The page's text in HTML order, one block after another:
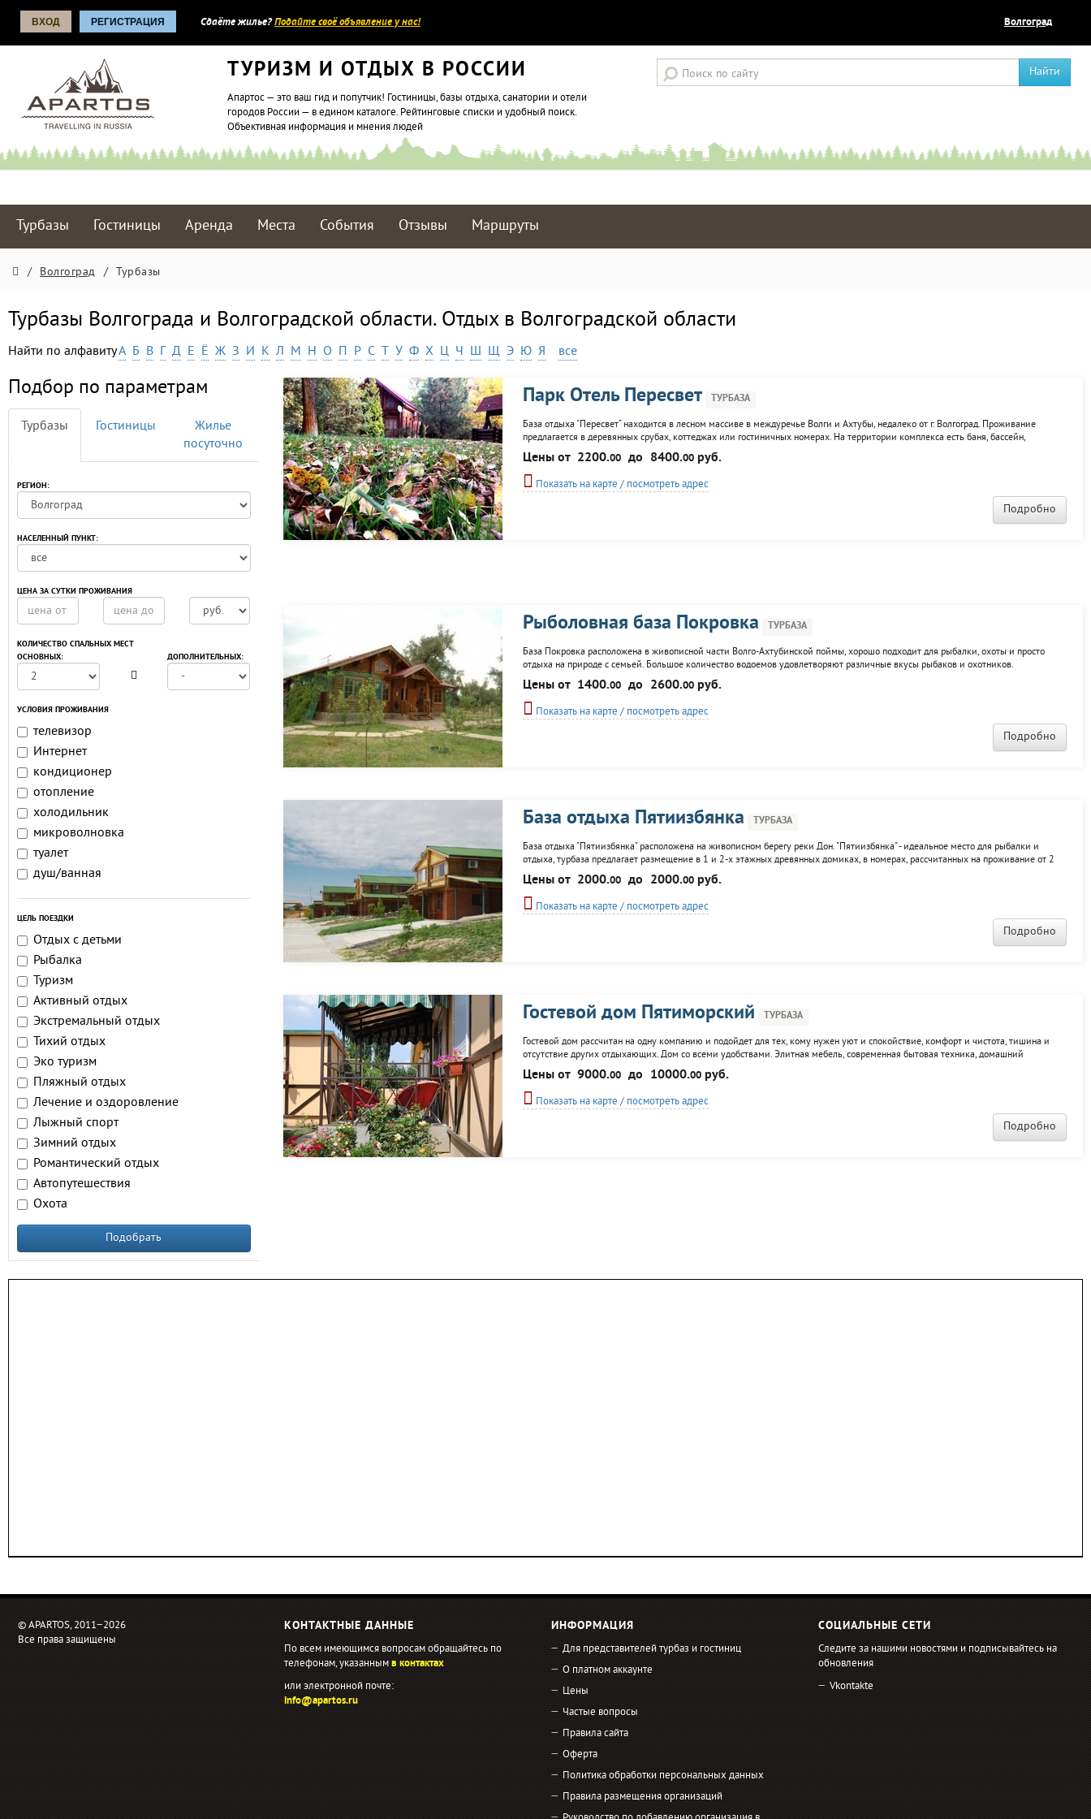
ВХОД РЕГИСТРАЦИЯ Сдаёте жилье?Подайте своё объявление у нас! Волгоград
ТУРИЗМ И ОТДЫХ В РОССИИ
Апартос — это ваш гид и попутчик! Гостиницы, базы отдыха, санатории и отели
городов России — в едином каталоге. Рейтинговые списки и удобный поиск.
Объективная информация и мнения людей
Найти
Турбазы Гостиницы Аренда Места События Отзывы Маршруты
/ Волгоград / Турбазы
Турбазы Волгограда и Волгоградской области. Отдых в Волгоградской области
Найти по алфавитуА Б В Г Д Е Ё Ж З И К Л М Н О П Р С Т У Ф Х Ц Ч Ш Щ Э Ю Я все
Подбор по параметрам
Турбазы Гостиницы
Жилье
посуточно
РЕГИОН:
НАСЕЛЕННЫЙ ПУНКТ:
ЦЕНА ЗА СУТКИ ПРОЖИВАНИЯ
КОЛИЧЕСТВО СПАЛЬНЫХ МЕСТ
ОСНОВНЫХ:
ДОПОЛНИТЕЛЬНЫХ:
УСЛОВИЯ ПРОЖИВАНИЯ
телевизор
Интернет
кондиционер
отопление
холодильник
микроволновка
туалет
душ/ванная
ЦЕЛЬ ПОЕЗДКИ
Отдых с детьми
Рыбалка
Туризм
Активный отдых
Экстремальный отдых
Тихий отдых
Эко туризм
Пляжный отдых
Лечение и оздоровление
Лыжный спорт
Зимний отдых
Романтический отдых
Автопутешествия
Охота
Подобрать
Парк Отель Пересвет ТУРБАЗА
База отдыха "Пересвет" находится в лесном массиве в междуречье Волги и Ахтубы, недалеко от г. Волгоград. Проживание
предлагается в деревянных срубах, коттеджах или гостиничных номерах. На территории комплекса есть баня, бассейн,
развлекательный центр, ресторан, кафе-бар, осуществляестя организация экскурсий, прокат лодок и катеров с собственной
пристани, весь периметр базы отдыха...
Цены от 2200.00 до 8400.00руб.
Показать на карте / посмотреть адрес
Подробно
Рыболовная база Покровка ТУРБАЗА
База Покровка расположена в живописной части Волго-Ахтубинской поймы, хорошо подходит для рыбалки, охоты и просто
отдыха на природе с семьей. Большое количество водоемов удовлетворяют различные вкусы рыбаков и охотников.
Цены от 1400.00 до 2600.00руб.
Показать на карте / посмотреть адрес
Подробно
База отдыха Пятиизбянка ТУРБАЗА
База отдыха "Пятиизбянка" расположена на живописном берегу реки Дон. "Пятиизбянка" - идеальное место для рыбалки и
отдыха, турбаза предлагает размещение в 1 и 2-х этажных древянных домиках, в номерах, рассчитанных на проживание от 2
до 4 человек. Все номера с удобствами, телевидением, кухней для приготовления пищи. На базе есть два банкетных зала для
проведения торжеств...
Цены от 2000.00 до 2000.00руб.
Показать на карте / посмотреть адрес
Подробно
Гостевой дом Пятиморский ТУРБАЗА
Гостевой дом рассчитан на одну компанию и подойдет для тех, кому нужен уют и спокойствие, комфорт и чистота, тишина и
отсутствие других отдыхающих. Дом со всеми удобствами. Элитная мебель, современная бытовая техника, домашний
кинотеатр, караоке, спутниковое телевидение, интернет. В доме располагается столовая, 3 спальни,2 сан. узла. Имеется
современная сауна с парогенератором (Все "Harvia") На...
Цены от 9000.00 до 10000.00руб.
Показать на карте / посмотреть адрес
Подробно
© APARTOS, 2011−2026
Все права защищены
КОНТАКТНЫЕ ДАННЫЕ
По всем имеющимся вопросам обращайтесь по
телефонам, указаннымв контактах
или электронной почте:
info@apartos.ru
ИНФОРМАЦИЯ
Для представителей турбаз и гостиниц
О платном аккаунте
Цены
Частые вопросы
Правила сайта
Оферта
Политика обработки персональных данных
Правила размещения организаций
СОЦИАЛЬНЫЕ СЕТИ
Следите за нашими новостями и подписывайтесь на
обновления
Vkontakte